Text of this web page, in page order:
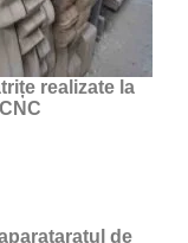
realizate la
CNC